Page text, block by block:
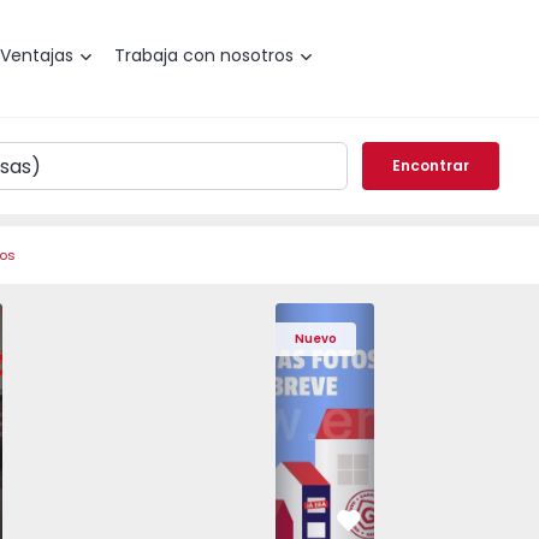
Ventajas Trabaja con nosotros
Encontrar
Pedrouços - 1575536 - 7
T3 Maia, Pedrouços - 1575536 - 9
Apartamento T3 Maia, Pedrouços - 1575536 - 8
Apartamento T3 Maia, Pedrouços - 1575536 - 12
Apartamento T3 Maia, Pedrouços -
Apartamento T3 Maia,
Apartamento
Nuevo
Apartamento T3 Porto,
Favorito